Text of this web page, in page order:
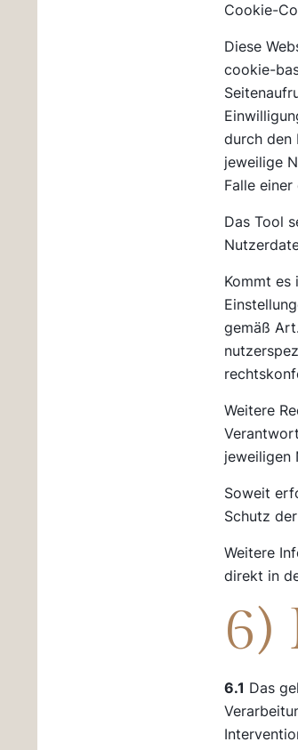
Cookie-
Diese
cookie-
durch den
jeweilige
Falle
Das Tool
Kommt
gemäß
Weitere
jeweiligen
Soweit
Schutz
Weitere
direkt in
6)
6.1 Das